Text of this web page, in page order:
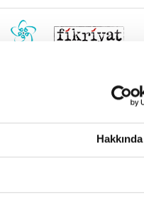
Hakkında